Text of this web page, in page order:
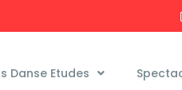
Danse Etudes